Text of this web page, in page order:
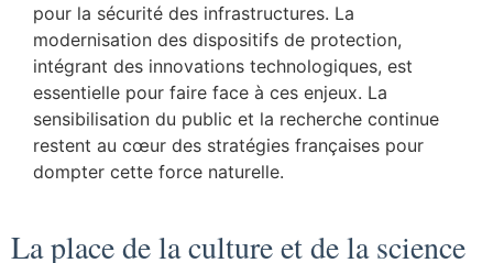
pour la sécurité des infrastructures. La
modernisation des dispositifs de protection,
intégrant des innovations technologiques, est
essentielle pour faire face à ces enjeux. La
sensibilisation du public et la recherche continue
restent au cœur des stratégies françaises pour
dompter cette force naturelle.
La place de la culture et de la science